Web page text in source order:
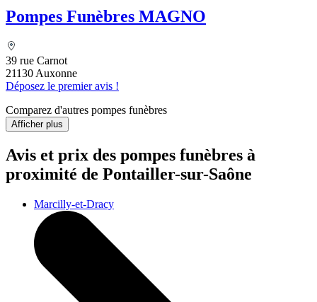
Pompes Funèbres MAGNO
39 rue Carnot
21130 Auxonne
Déposez le premier avis !
Comparez d'autres pompes funèbres
Afficher plus
Avis et prix des pompes funèbres à
proximité de Pontailler-sur-Saône
Marcilly-et-Dracy